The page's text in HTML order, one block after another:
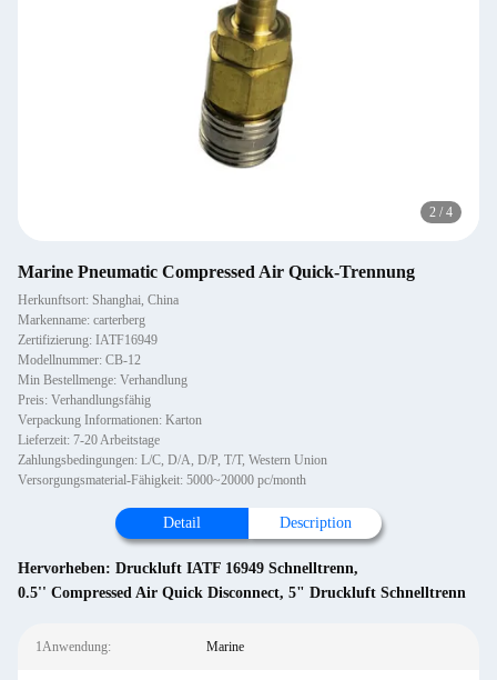
2 / 4
Marine Pneumatic Compressed Air Quick-Trennung
Herkunftsort: Shanghai, China
Markenname: carterberg
Zertifizierung: IATF16949
Modellnummer: CB-12
Min Bestellmenge: Verhandlung
Preis: Verhandlungsfähig
Verpackung Informationen: Karton
Lieferzeit: 7-20 Arbeitstage
Zahlungsbedingungen: L/C, D/A, D/P, T/T, Western Union
Versorgungsmaterial-Fähigkeit: 5000~20000 pc/month
Detail Description
Hervorheben: Druckluft IATF 16949 Schnelltrenn,
0.5'' Compressed Air Quick Disconnect, 5" Druckluft Schnelltrenn
1Anwendung: Marine